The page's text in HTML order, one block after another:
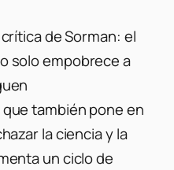
de Sorman: el
solo empobrece a
también pone en
la ciencia y la
un ciclo de